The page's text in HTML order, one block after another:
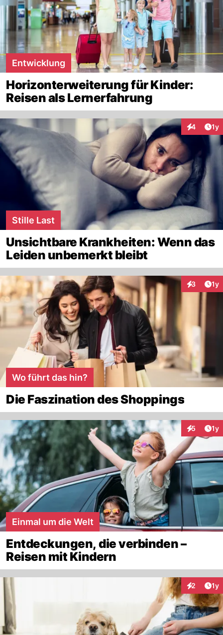
Entwicklung
Horizonterweiterung für Kinder:
Reisen als Lernerfahrung
4 1y
Stille Last
Unsichtbare Krankheiten: Wenn das
Leiden unbemerkt bleibt
3 1y
Wo führt das hin?
Die Faszination des Shoppings
5 1y
Einmal um die Welt
Entdeckungen, die verbinden –
Reisen mit Kindern
2 1y